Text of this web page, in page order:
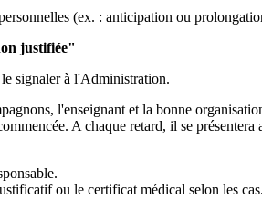
(ex. : anticipation ou
justifiée"
signaler à l'Administration.
l'enseignant et la bonne
A chaque retard, il se
ou le certificat médical selon les cas.